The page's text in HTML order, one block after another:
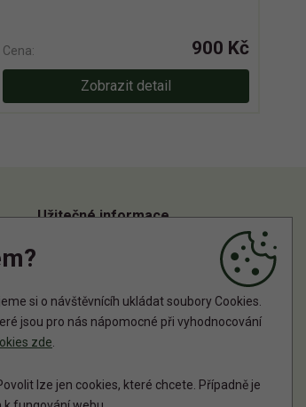
Cena: 900 Kč
Zobrazit detail
Užitečné informace
Informace o zpracování osobních údajů
si o návštěvnícíh ukládat soubory Cookies.
jsou pro nás nápomocné při vyhodnocování
zde
lze jen cookies, které chcete. Případně je